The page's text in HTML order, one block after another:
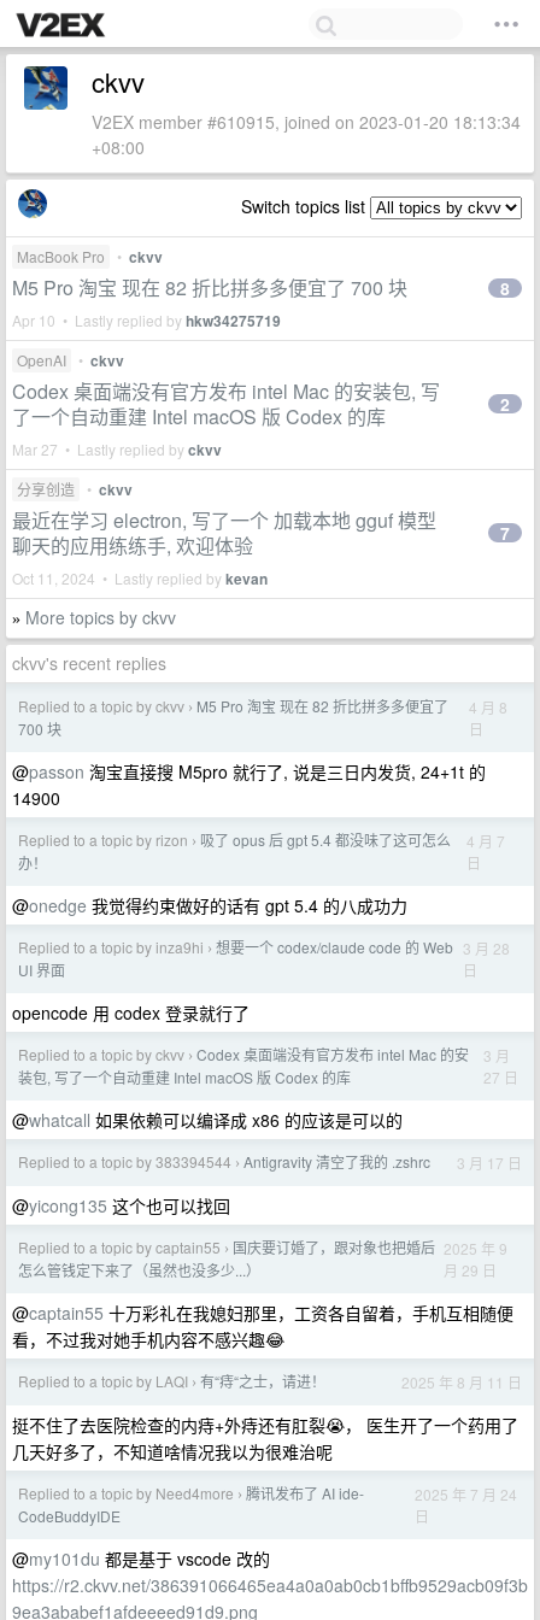
ckvv
V2EX member #610915, joined on 2023-01-20 18:13:34
+08:00
Switch topics list
MacBook Pro • ckvv
M5 Pro 淘宝 现在 82 折比拼多多便宜了 700 块
Apr 10 • Lastly replied byhkw34275719
8
OpenAI • ckvv
Codex 桌面端没有官方发布 intel Mac 的安装包, 写
了一个自动重建 Intel macOS 版 Codex 的库
Mar 27 • Lastly replied byckvv
2
分享创造 • ckvv
最近在学习 electron, 写了一个 加载本地 gguf 模型
聊天的应用练练手, 欢迎体验
Oct 11, 2024 • Lastly replied bykevan
7
» More topics by ckvv
ckvv's recent replies
Replied to a topic by ckvv › M5 Pro 淘宝 现在 82 折比拼多多便宜了
700 块
4 月 8
日
@passon 淘宝直接搜 M5pro 就行了, 说是三日内发货, 24+1t 的
14900
Replied to a topic by rizon › 吸了 opus 后 gpt 5.4 都没味了这可怎么
办！
4 月 7
日
@onedge 我觉得约束做好的话有 gpt 5.4 的八成功力
Replied to a topic by inza9hi › 想要一个 codex/claude code 的 Web
UI 界面
3 月 28
日
opencode 用 codex 登录就行了
Replied to a topic by ckvv › Codex 桌面端没有官方发布 intel Mac 的安
装包, 写了一个自动重建 Intel macOS 版 Codex 的库
3 月
27 日
@whatcall 如果依赖可以编译成 x86 的应该是可以的
Replied to a topic by 383394544 › Antigravity 清空了我的 .zshrc 3 月 17 日
@yicong135 这个也可以找回
Replied to a topic by captain55 › 国庆要订婚了，跟对象也把婚后
怎么管钱定下来了（虽然也没多少...）
2025 年 9
月 29 日
@captain55 十万彩礼在我媳妇那里，工资各自留着，手机互相随便
看，不过我对她手机内容不感兴趣😂
Replied to a topic by LAQI › 有“痔“之士，请进！ 2025 年 8 月 11 日
挺不住了去医院检查的内痔+外痔还有肛裂😭， 医生开了一个药用了
几天好多了，不知道啥情况我以为很难治呢
Replied to a topic by Need4more › 腾讯发布了 AI ide-
CodeBuddyIDE
2025 年 7 月 24
日
@my101du 都是基于 vscode 改的
https://r2.ckvv.net/386391066465ea4a0a0ab0cb1bffb9529acb09f3b
9ea3ababef1afdeeeed91d9.png